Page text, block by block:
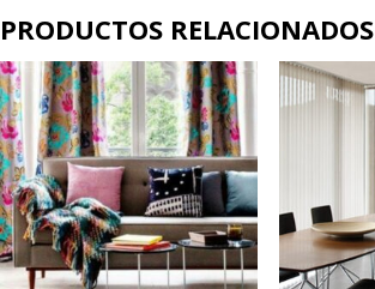
PRODUCTOS RELACIONADOS